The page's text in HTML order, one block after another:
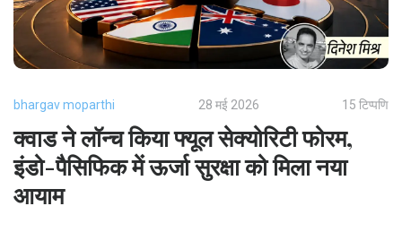
bhargav moparthi 28 मई 2026 15 टिप्पणि
क्वाड ने लॉन्च किया फ्यूल सेक्योरिटी फोरम,
इंडो-पैसिफिक में ऊर्जा सुरक्षा को मिला नया
आयाम